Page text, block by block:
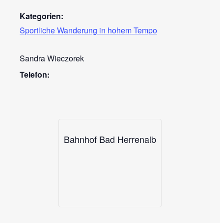
Kategorien:
Sportliche Wanderung in hohem Tempo
Sandra Wieczorek
Telefon:
Bahnhof Bad Herrenalb